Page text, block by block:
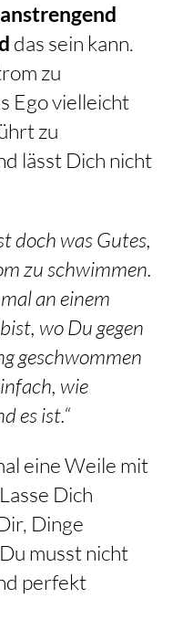
anstrengend
das sein kann.
zu
Ego vielleicht
zu
lässt Dich nicht
doch was Gutes,
zu schwimmen.
an einem
wo Du gegen
geschwommen
wie
es ist.“
eine Weile mit
Dich
Dinge
musst nicht
perfekt